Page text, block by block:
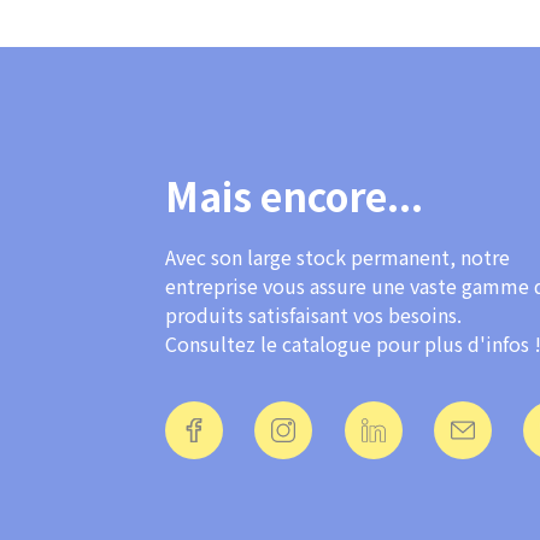
Mais encore...
Avec son large stock permanent, notre
entreprise vous assure une vaste gamme
produits satisfaisant vos besoins.
Consultez le catalogue pour plus d'infos !